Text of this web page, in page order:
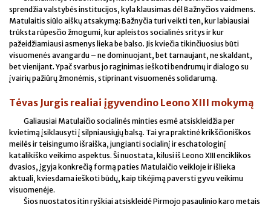
sprendžia valstybės institucijos, kyla klausimas dėl Bažnyčios vaidmens.
Matulaitis siūlo aiškų atsakymą: Bažnyčia turi veikti ten, kur labiausiai
trūksta rūpesčio žmogumi, kur apleistos socialinės sritys ir kur
pažeidžiamiausi asmenys lieka be balso. Jis kviečia tikinčiuosius būti
visuomenės avangardu – ne dominuojant, bet tarnaujant, ne skaldant,
bet vienijant. Ypač svarbus jo raginimas ieškoti bendrumų ir dialogo su
įvairių pažiūrų žmonėmis, stiprinant visuomenės solidarumą.
Tėvas Jurgis realiai įgyvendino Leono XIII mokymą
Galiausiai Matulaičio socialinės minties esmė atsiskleidžia per
kvietimą įsiklausyti į silpniausiųjų balsą. Tai yra praktinė krikščioniškos
meilės ir teisingumo išraiška, jungianti socialinį ir eschatologinį
katalikiško veikimo aspektus. Ši nuostata, kilusi iš Leono XIII enciklikos
dvasios, įgyja konkrečią formą paties Matulaičio veikloje ir išlieka
aktuali, kviesdama ieškoti būdų, kaip tikėjimą paversti gyvu veikimu
visuomenėje.
Šios nuostatos itin ryškiai atsiskleidė Pirmojo pasaulinio karo metais